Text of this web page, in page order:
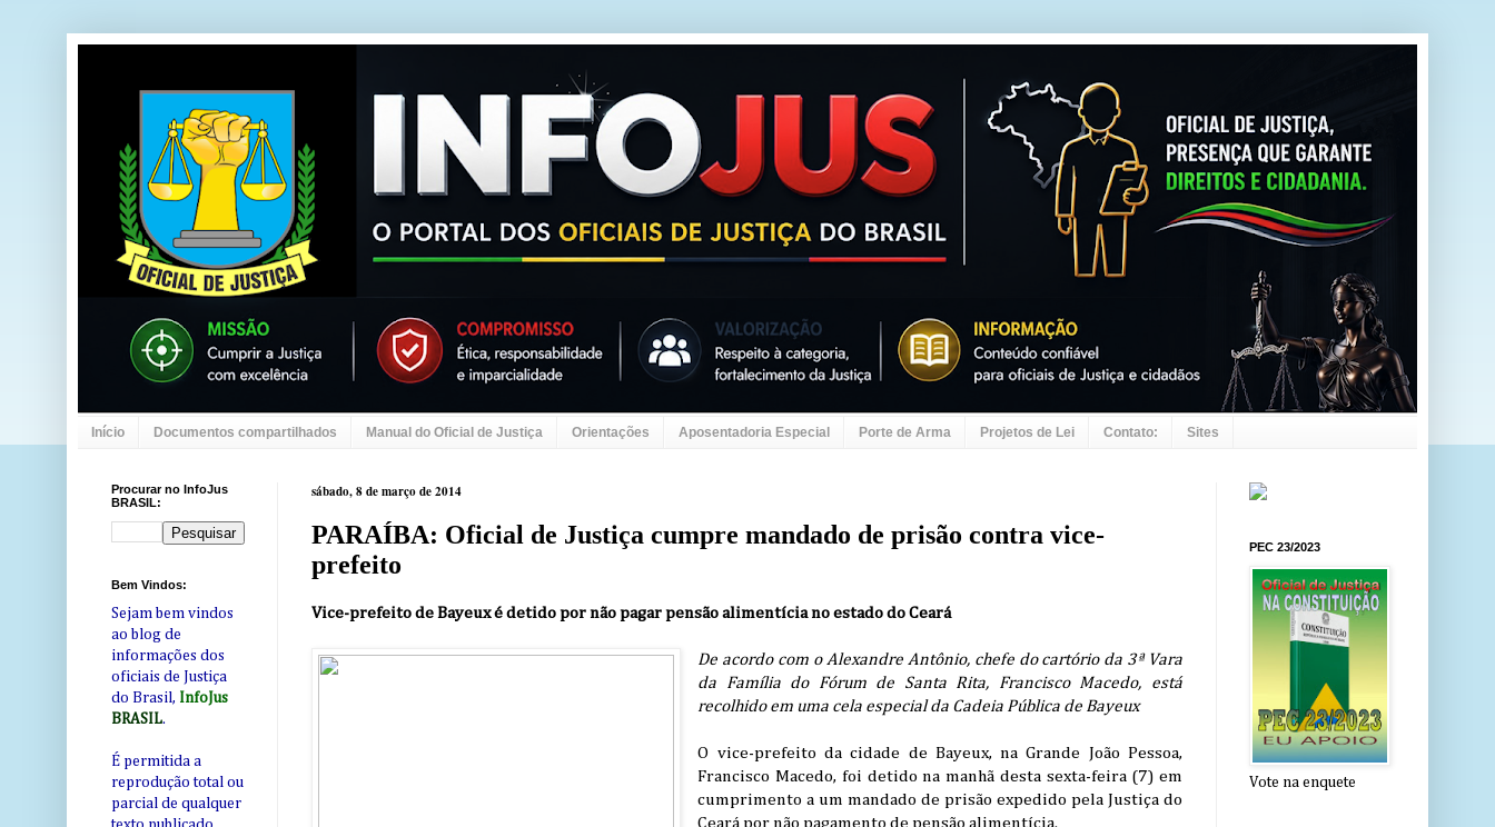
Início Documentos compartilhados Manual do Oficial de Justiça Orientações Aposentadoria Especial Porte de Arma Projetos de Lei Contato: Sites
sábado, 8 de março de 2014
PARAÍBA: Oficial de Justiça cumpre mandado de prisão contra vice-
prefeito
Vice-prefeito de Bayeux é detido por não pagar pensão alimentícia no estado do Ceará
De acordo com o Alexandre Antônio, chefe do cartório da 3ª Vara
da Família do Fórum de Santa Rita, Francisco Macedo, está
recolhido em uma cela especial da Cadeia Pública de Bayeux
O vice-prefeito da cidade de Bayeux, na Grande João Pessoa,
Francisco Macedo, foi detido na manhã desta sexta-feira (7) em
cumprimento a um mandado de prisão expedido pela Justiça do
Ceará por não pagamento de pensão alimentícia.
Procurar no InfoJus
BRASIL:
Bem Vindos:
Sejam bem vindos
ao blog de
informações dos
oficiais de Justiça
do Brasil, InfoJus
BRASIL.
É permitida a
reprodução total ou
parcial de qualquer
PEC 23/2023
Vote na enquete